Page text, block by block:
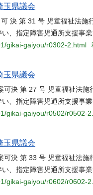
玉県議会
決 第 31 号 児童福祉法施
、指定障害児通所支援事
gikai-gaiyou/r0302-2.html
玉県議会
決 第 27 号 児童福祉法施
、指定障害児通所支援事
gikai-gaiyou/r0502/r0502-
玉県議会
決 第 33 号 児童福祉法施
、指定障害児通所支援事
gikai-gaiyou/r0602/r0602-